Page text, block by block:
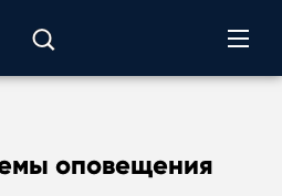
оповещения